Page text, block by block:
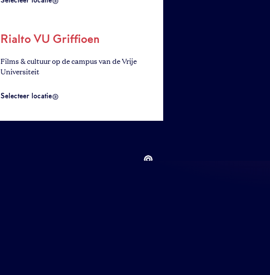
Rialto VU Griffioen
Films & cultuur op de campus van de Vrije
Universiteit
Selecteer locatie